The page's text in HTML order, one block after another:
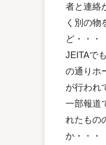
者と連絡
く別の物
ど・・・
JEITAで
の通りホ
が行われ
一部報道
れたもの
か・・・